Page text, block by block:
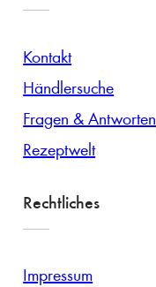
Kontakt
Händlersuche
Fragen & Antworten
Rezeptwelt
Rechtliches
Impressum